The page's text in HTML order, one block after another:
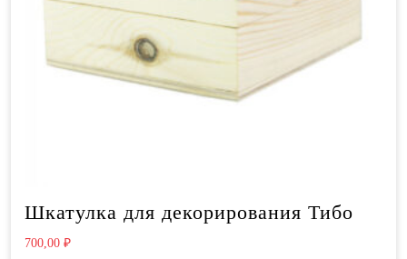
Шкатулка для декорирования Тибо
700,00 ₽